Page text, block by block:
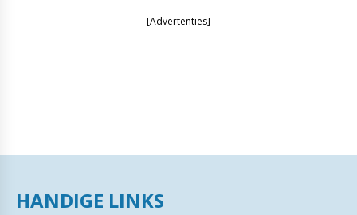
[Advertenties]
HANDIGE LINKS